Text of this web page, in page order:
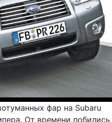
фар на Subaru
От времени побились